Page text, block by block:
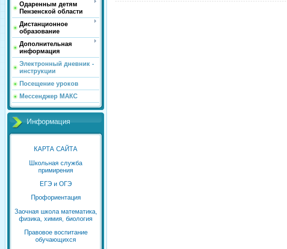
Одаренным детям
Пензенской области
Дистанционное
образование
Дополнительная
информация
Электронный дневник -
инструкции
Посещение уроков
Мессенджер МАКС
Информация
КАРТА САЙТА
Школьная служба
примирения
ЕГЭ и ОГЭ
Профориентация
Заочная школа математика,
физика, химия, биология
Правовое воспитание
обучающихся